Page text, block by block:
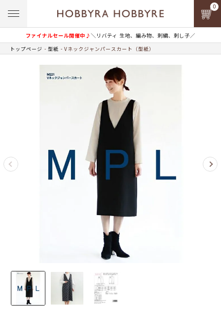
ファイナルセール開催中♪＼リバティ 生地、編み物、刺繍、刺し子／
0
トップページ 型紙 Vネックジャンパースカート（型紙）